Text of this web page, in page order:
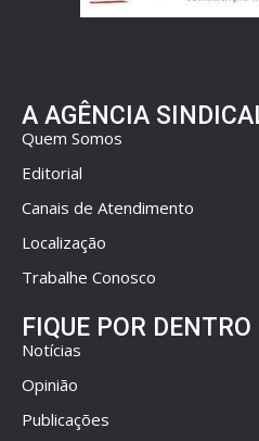
A AGÊNCIA
Quem Somos
Editorial
Canais de Atendimento
Localização
Trabalhe Conosco
FIQUE POR DENTRO
Notícias
Opinião
Publicações